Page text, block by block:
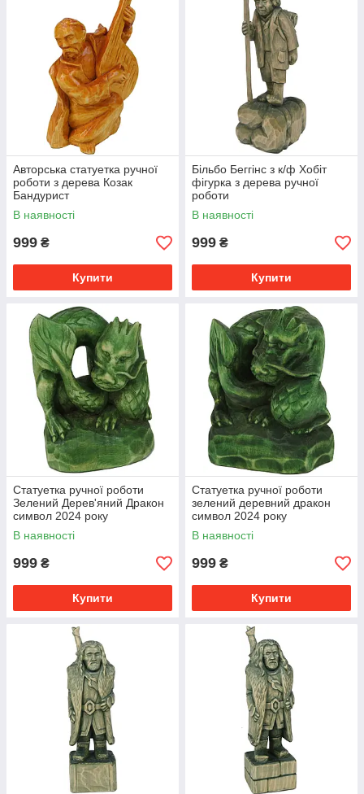
Авторська статуетка ручної
роботи з дерева Козак
Бандурист
В наявності
999 ₴
Купити
Більбо Беггінс з к/ф Хобіт
фігурка з дерева ручної
роботи
В наявності
999 ₴
Купити
Статуетка ручної роботи
Зелений Дерев'яний Дракон
символ 2024 року
В наявності
999 ₴
Купити
Статуетка ручної роботи
зелений деревний дракон
символ 2024 року
В наявності
999 ₴
Купити